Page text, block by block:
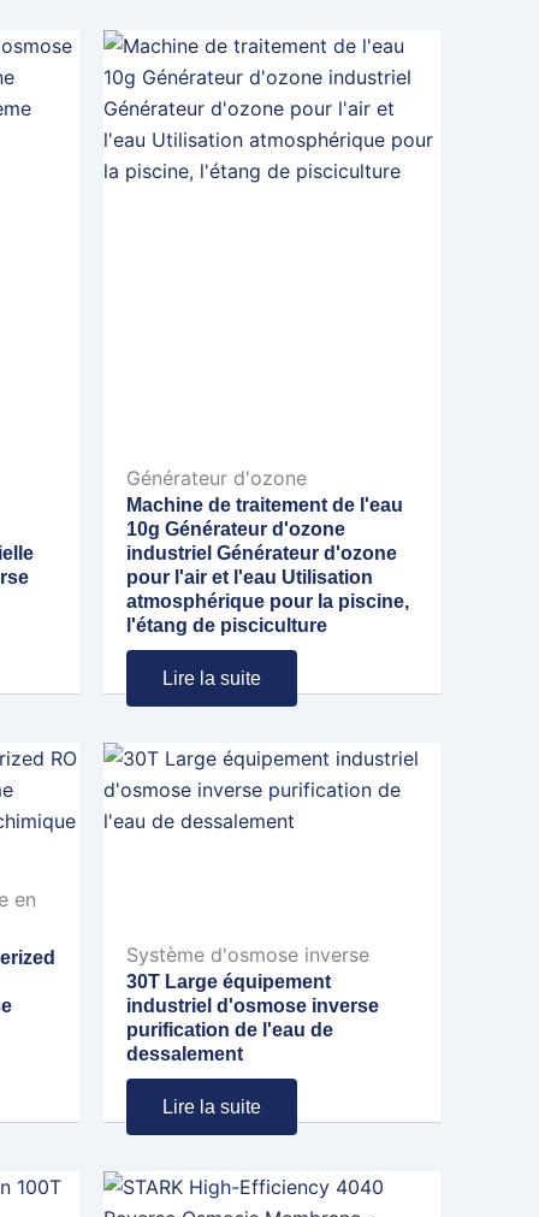
Générateur d'ozone
Machine de traitement de l'eau
10g Générateur d'ozone
industriel Générateur d'ozone
pour l'air et l'eau Utilisation
atmosphérique pour la piscine,
l'étang de pisciculture
Lire la suite
en
Système d'osmose inverse
30T Large équipement
industriel d'osmose inverse
purification de l'eau de
dessalement
Lire la suite